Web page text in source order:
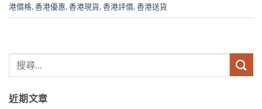
港價格, 香港優惠, 香港現貨, 香港評價, 香港送貨
近期文章